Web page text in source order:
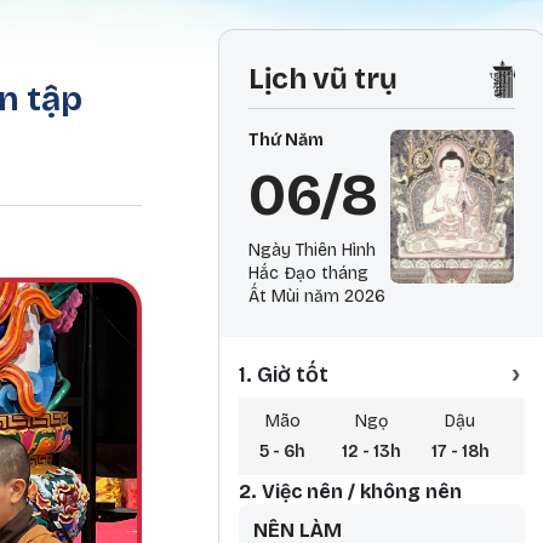
tập
Lịch vũ trụ
Thứ Năm
06/8
Ngày Thiên Hình
Hắc Đạo tháng
Ất Mùi năm 2026
1. Giờ tốt ›
Mão
5 - 6h
Ngọ
12 - 13h
Dậu
17 - 18h
2. Việc nên / không nên
NÊN LÀM